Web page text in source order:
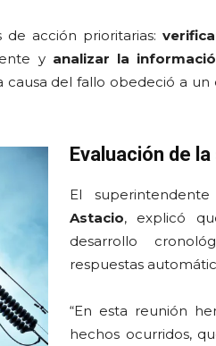
acción prioritarias:
y analizar la
del fallo obedeció a
Evaluación de
El
Astacio, explicó
desarrollo
respuestas
“En esta reunión
hechos ocurridos,